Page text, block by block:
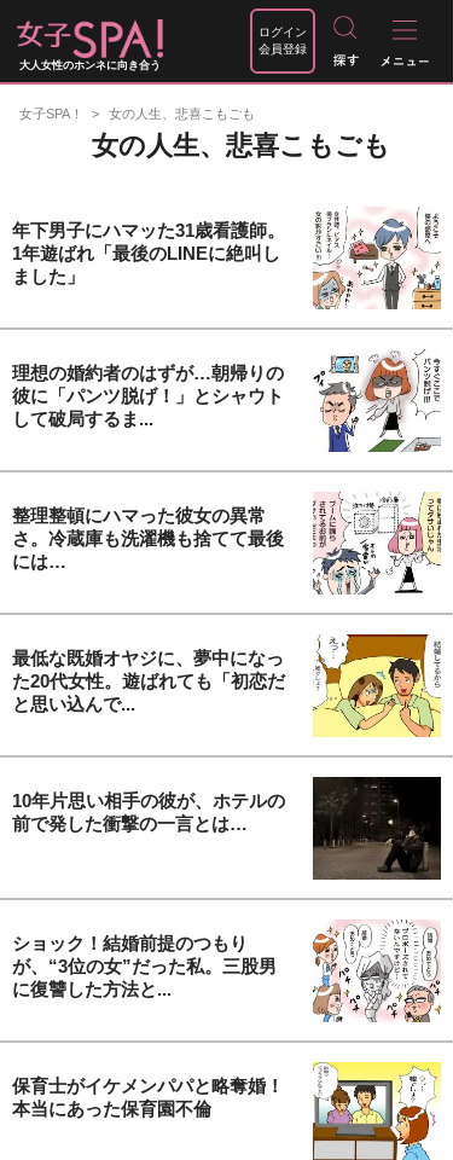
大人女性のホンネに向き合う
ログイン
会員登録
女子SPA！ 女の人生、悲喜こもごも
女の人生、悲喜こもごも
年下男子にハマッた31歳看護師。
1年遊ばれ「最後のLINEに絶叫し
ました」
理想の婚約者のはずが…朝帰りの
彼に「パンツ脱げ！」とシャウト
して破局するま...
整理整頓にハマった彼女の異常
さ。冷蔵庫も洗濯機も捨てて最後
には…
最低な既婚オヤジに、夢中になっ
た20代女性。遊ばれても「初恋だ
と思い込んで...
10年片思い相手の彼が、ホテルの
前で発した衝撃の一言とは…
ショック！結婚前提のつもり
が、“3位の女”だった私。三股男
に復讐した方法と...
保育士がイケメンパパと略奪婚！
本当にあった保育園不倫